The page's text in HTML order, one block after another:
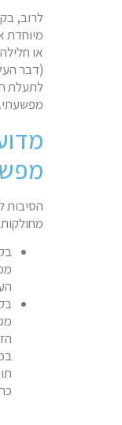
לרוב,
מיוחדת
או
(דבר
לתעלת
מפשעתי.
הסיבות
מחולקות ל-2 מקרים